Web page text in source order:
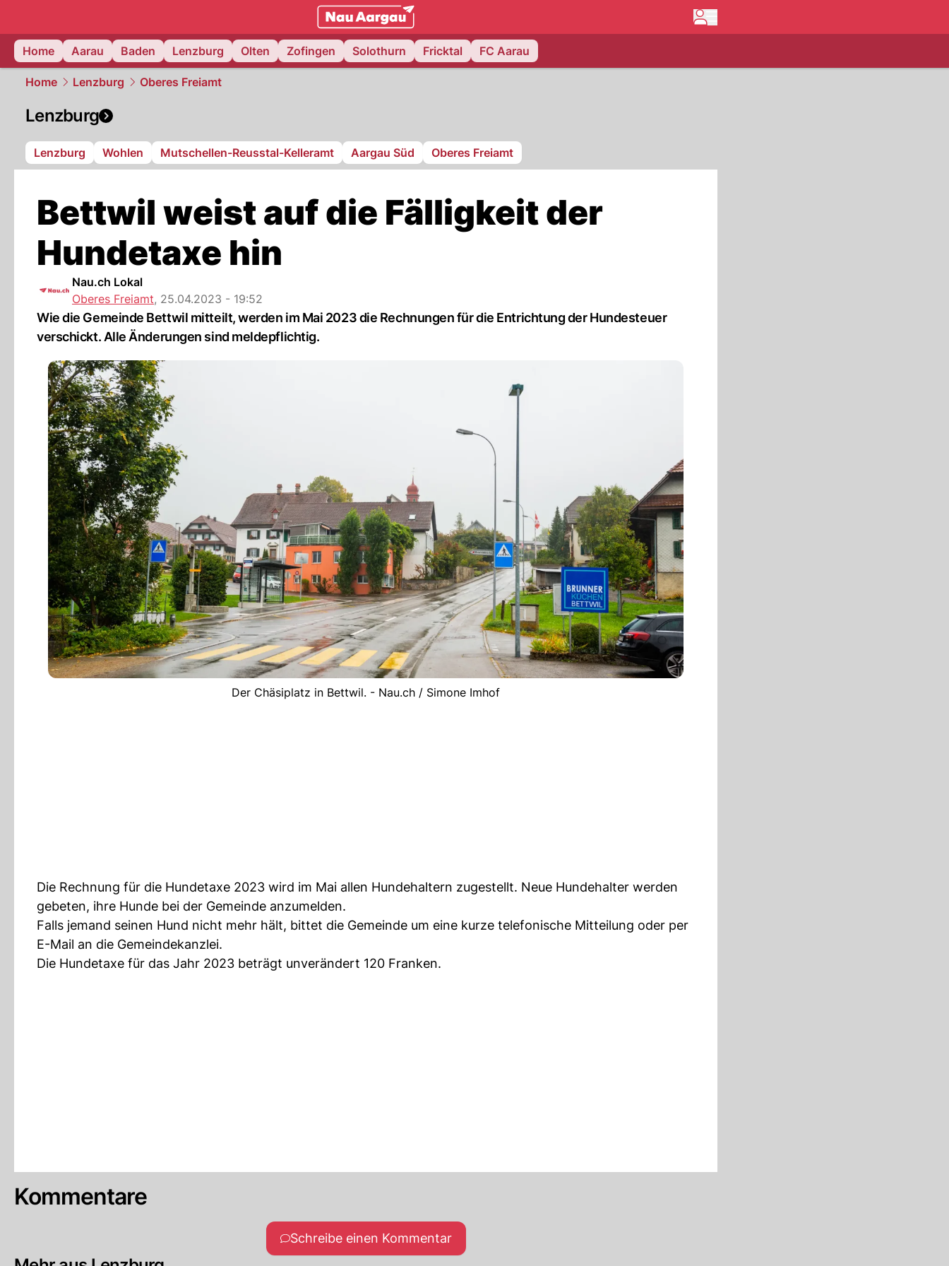
mittelland.NAU.ch
Home
Aarau Baden Lenzburg Olten Zofingen Solothurn Fricktal FC Aarau
Home Lenzburg Oberes Freiamt
Lenzburg
Lenzburg Wohlen Mutschellen-Reusstal-Kelleramt Aargau Süd Oberes Freiamt
Bettwil weist auf die Fälligkeit der
Hundetaxe hin
Nau.ch Lokal
Oberes Freiamt, 25.04.2023 - 19:52
Wie die Gemeinde Bettwil mitteilt, werden im Mai 2023 die Rechnungen für die Entrichtung der Hundesteuer
verschickt. Alle Änderungen sind meldepflichtig.
Der Chäsiplatz in Bettwil. - Nau.ch / Simone Imhof
Die Rechnung für die Hundetaxe 2023 wird im Mai allen Hundehaltern zugestellt. Neue Hundehalter werden
gebeten, ihre Hunde bei der Gemeinde anzumelden.
Falls jemand seinen Hund nicht mehr hält, bittet die Gemeinde um eine kurze telefonische Mitteilung oder per
E-Mail an die Gemeindekanzlei.
Die Hundetaxe für das Jahr 2023 beträgt unverändert 120 Franken.
Kommentare
Schreibe einen Kommentar